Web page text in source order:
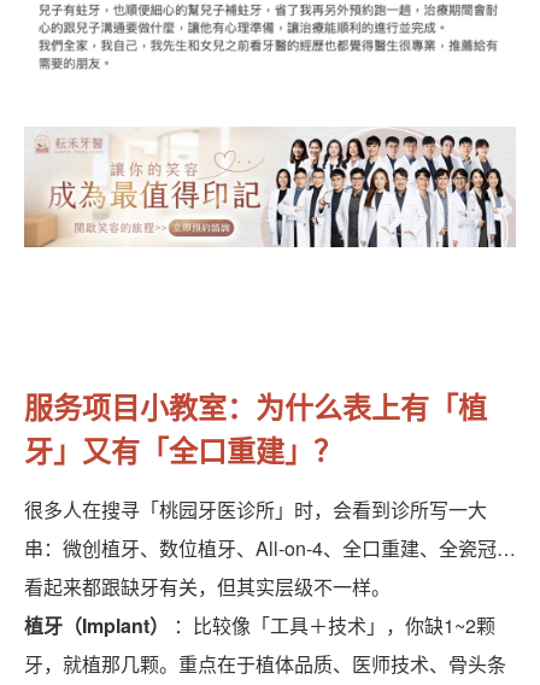
服务项目小教室：为什么表上有「植
牙」又有「全口重建」？
很多人在搜寻「桃园牙医诊所」时，会看到诊所写一大
串：微创植牙、数位植牙、All-on-4、全口重建、全瓷冠…
看起来都跟缺牙有关，但其实层级不一样。
植牙（Implant）
：比较像「工具＋技术」，你缺1~2颗
牙，就植那几颗。重点在于植体品质、医师技术、骨头条